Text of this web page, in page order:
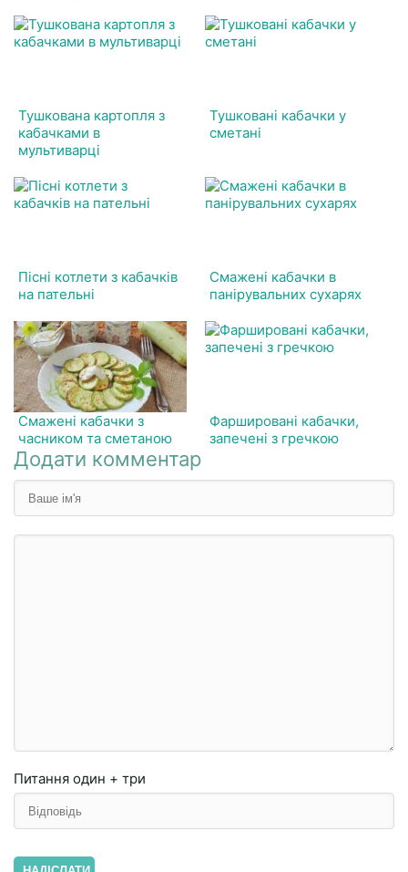
Тушкована картопля з
кабачками в
мультиварці
Тушковані кабачки у
сметані
Пісні котлети з кабачків
на пательні
Смажені кабачки в
панірувальних сухарях
Смажені кабачки з
часником та сметаною
Фаршировані кабачки,
запечені з гречкою
Додати комментар
Питання один + три